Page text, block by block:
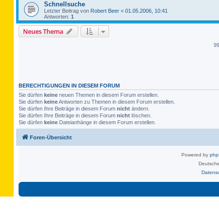
Schnellsuche
Letzter Beitrag von Robert Beer « 01.05.2006, 10:41
Antworten: 1
Neues Thema
BERECHTIGUNGEN IN DIESEM FORUM
Sie dürfen keine neuen Themen in diesem Forum erstellen.
Sie dürfen keineAntworten zu Themen in diesem Forum erstellen.
Sie dürfen Ihre Beiträge in diesem Forum nicht ändern.
Sie dürfen Ihre Beiträge in diesem Forum nicht löschen.
Sie dürfen keine Dateianhänge in diesem Forum erstellen.
Foren-Übersicht
Powered by